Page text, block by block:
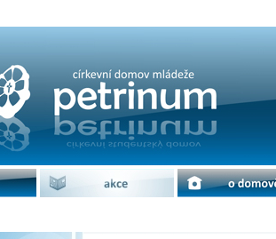
SLAVNOST | cdm
akce o domově